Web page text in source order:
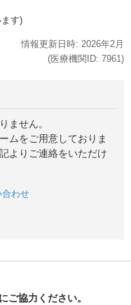
す)
情報更新日時: 2026年2月
(医療機関ID: 7961)
ません。
ムをご用意しておりま
よりご連絡をいただけ
合わせ
ご協力ください。